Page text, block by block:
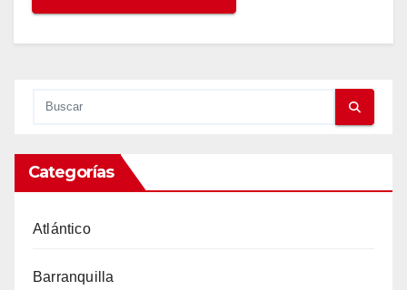
Categorías
Atlántico
Barranquilla